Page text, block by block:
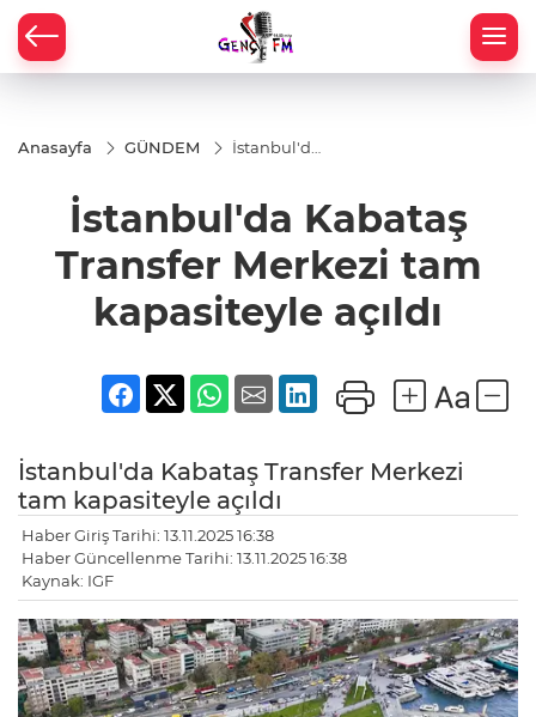
Anasayfa GÜNDEM
İstanbul'da
Merkezi
tam
açıldı
İstanbul'da Kabataş
Transfer Merkezi tam
kapasiteyle açıldı
İstanbul'da Kabataş Transfer Merkezi
tam kapasiteyle açıldı
Haber Giriş Tarihi: 13.11.2025 16:38
Haber Güncellenme Tarihi: 13.11.2025 16:38
Kaynak: IGF